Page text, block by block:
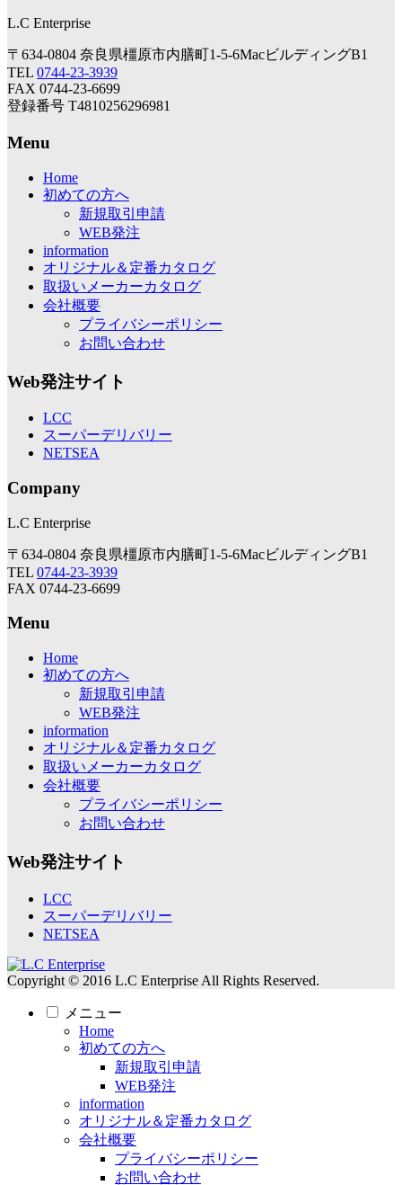
L.C Enterprise
〒634-0804 奈良県橿原市内膳町1-5-6MacビルディングB1
TEL 0744-23-3939
FAX 0744-23-6699
登録番号 T4810256296981
Menu
Home
初めての方へ
新規取引申請
WEB発注
information
オリジナル＆定番カタログ
取扱いメーカーカタログ
会社概要
プライバシーポリシー
お問い合わせ
Web発注サイト
LCC
スーパーデリバリー
NETSEA
Company
L.C Enterprise
〒634-0804 奈良県橿原市内膳町1-5-6MacビルディングB1
TEL 0744-23-3939
FAX 0744-23-6699
Menu
Home
初めての方へ
新規取引申請
WEB発注
information
オリジナル＆定番カタログ
取扱いメーカーカタログ
会社概要
プライバシーポリシー
お問い合わせ
Web発注サイト
LCC
スーパーデリバリー
NETSEA
Copyright © 2016 L.C Enterprise All Rights Reserved.
メニュー
Home
初めての方へ
新規取引申請
WEB発注
information
オリジナル＆定番カタログ
会社概要
プライバシーポリシー
お問い合わせ